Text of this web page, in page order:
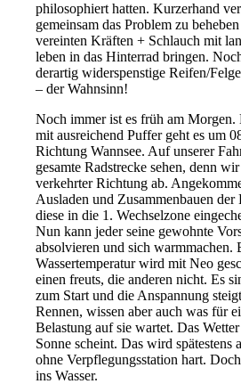
philosophiert hatten. Kurzerhand
gemeinsam das Problem zu
vereinten Kräften + Schlauch mit
leben in das Hinterrad bringen.
derartig widerspenstige Reifen/
– der Wahnsinn!
Noch immer ist es früh am Morgen.
mit ausreichend Puffer geht es um
Richtung Wannsee. Auf unserer
gesamte Radstrecke sehen, denn
verkehrter Richtung ab.
Ausladen und Zusammenbauen der
diese in die 1. Wechselzone
Nun kann jeder seine gewohnte
absolvieren und sich warmmachen.
Wassertemperatur wird mit Neo
einen freuts, die anderen nicht. Es
zum Start und die Anspannung
Rennen, wissen aber auch was für
Belastung auf sie wartet. Das
Sonne scheint. Das wird spätestens
ohne Verpflegungsstation hart.
ins Wasser.